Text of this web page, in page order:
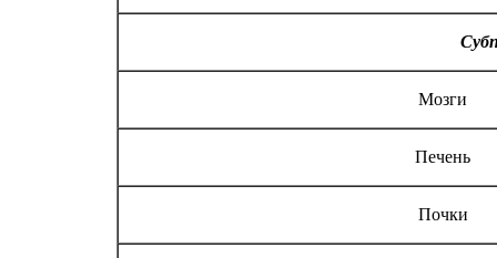
Мозги
Печень
Почки